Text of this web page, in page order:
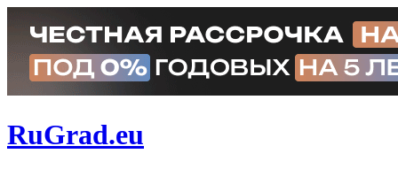
RuGrad.eu